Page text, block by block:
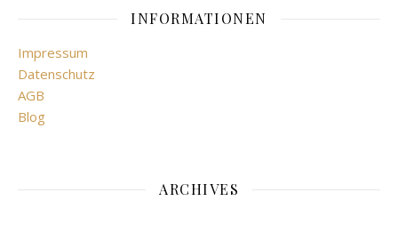
INFORMATIONEN
Impressum
Datenschutz
AGB
Blog
ARCHIVES